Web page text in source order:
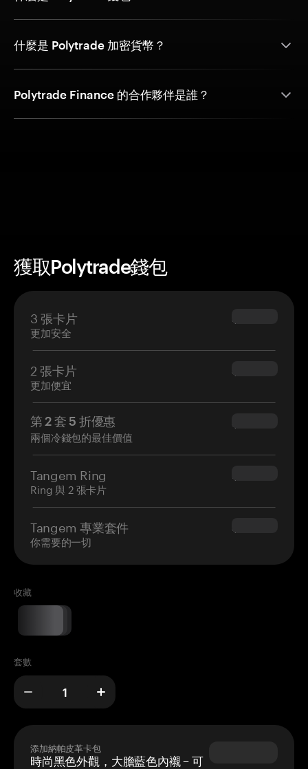
什麼是 Polytrade 加密貨幣？
Polytrade Finance 的合作夥伴是誰？
獲取Polytrade錢包
3 張卡片
更加安全
$69.90
2 張卡片
更加便宜
$54.90
第 2 套 5 折優惠
兩個冷錢包的最佳價值
$34.95
Tangem Ring
Ring 與 2 張卡片
$160.00
Tangem 專業套件
你需要的一切
$180.00
收藏
套數
添加納帕皮革卡包
時尚黑色外觀，大膽藍色內襯 – 可